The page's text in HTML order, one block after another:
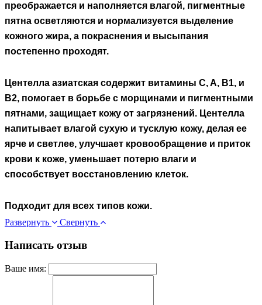
преображается и наполняется влагой, пигментные
пятна осветляются и нормализуется выделение
кожного жира, а покраснения и высыпания
постепенно проходят.
Центелла азиатская содержит витамины C, A, B1, и
B2, помогает в борьбе с морщинами и пигментными
пятнами, защищает кожу от загрязнений. Центелла
напитывает влагой сухую и тусклую кожу, делая ее
ярче и светлее, улучшает кровообращение и приток
крови к коже, уменьшает потерю влаги и
способствует восстановлению клеток.
Подходит для всех типов кожи.
Развернуть
Свернуть
Написать отзыв
Ваше имя: